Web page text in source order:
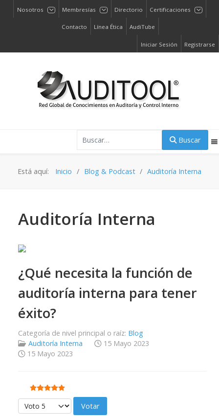
Nosotros Membresías Directorio Certificaciones
Contacto Línea Ética AudiTube
Iniciar Sesión Registrarse
Buscar
Está aquí: Inicio Blog & Podcast Auditoría Interna
Auditoría Interna
¿Qué necesita la función de
auditoría interna para tener
éxito?
Categoría de nivel principal o raíz: Blog
Auditoría Interna
15 Mayo 2023
15 Mayo 2023
Ratio:5/5
Por favor, vote